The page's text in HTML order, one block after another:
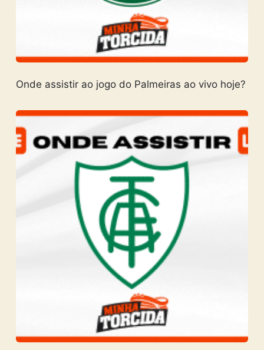
Onde assistir ao jogo do Palmeiras ao vivo hoje?